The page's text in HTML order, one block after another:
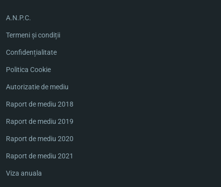
A.N.P.C.
Termeni și condiții
Confidențialitate
Politica Cookie
Autorizatie de mediu
Raport de mediu 2018
Raport de mediu 2019
Raport de mediu 2020
Raport de mediu 2021
Viza anuala